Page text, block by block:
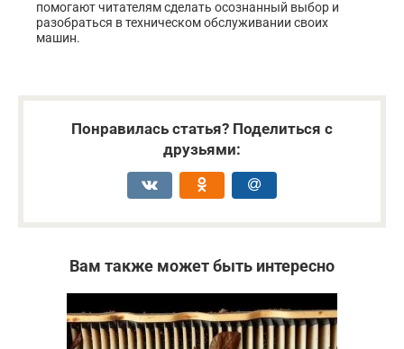
помогают читателям сделать осознанный выбор и
разобраться в техническом обслуживании своих
машин.
Понравилась статья? Поделиться с
друзьями:
Вам также может быть интересно